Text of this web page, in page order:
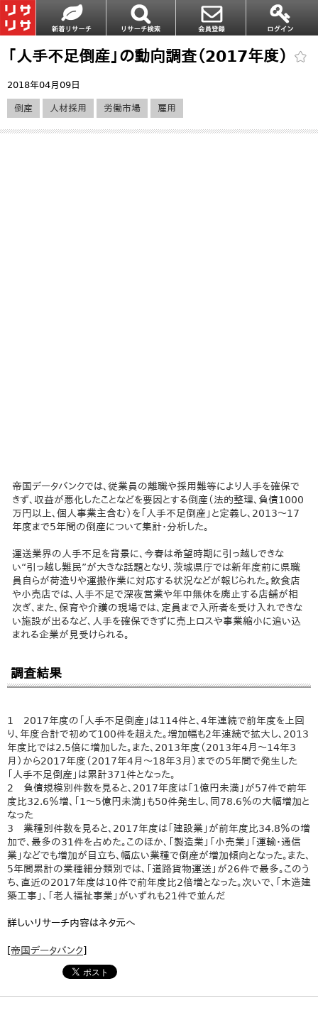
「人手不足倒産」の動向調査（2017年度）
2018年04月09日
倒産 人材採用 労働市場 雇用
帝国データバンクでは、従業員の離職や採用難等により人手を確保で
きず、収益が悪化したことなどを要因とする倒産（法的整理、負債1000
万円以上、個人事業主含む）を「人手不足倒産」と定義し、2013～17
年度まで5年間の倒産について集計・分析した。
運送業界の人手不足を背景に、今春は希望時期に引っ越しできな
い“引っ越し難民”が大きな話題となり、茨城県庁では新年度前に県職
員自らが荷造りや運搬作業に対応する状況などが報じられた。飲食店
や小売店では、人手不足で深夜営業や年中無休を廃止する店舗が相
次ぎ、また、保育や介護の現場では、定員まで入所者を受け入れできな
い施設が出るなど、人手を確保できずに売上ロスや事業縮小に追い込
まれる企業が見受けられる。
調査結果
1 2017年度の「人手不足倒産」は114件と、4年連続で前年度を上回
り、年度合計で初めて100件を超えた。増加幅も2年連続で拡大し、2013
年度比では2.5倍に増加した。また、2013年度（2013年4月～14年3
月）から2017年度（2017年4月～18年3月）までの5年間で発生した
「人手不足倒産」は累計371件となった。
2 負債規模別件数を見ると、2017年度は「1億円未満」が57件で前年
度比32.6％増、「1～5億円未満」も50件発生し、同78.6％の大幅増加と
なった
3 業種別件数を見ると、2017年度は「建設業」が前年度比34.8％の増
加で、最多の31件を占めた。このほか、「製造業」「小売業」「運輸・通信
業」などでも増加が目立ち、幅広い業種で倒産が増加傾向となった。また、
5年間累計の業種細分類別では、「道路貨物運送」が26件で最多。このう
ち、直近の2017年度は10件で前年度比2倍増となった。次いで、「木造建
築工事」、「老人福祉事業」がいずれも21件で並んだ
詳しいリサーチ内容はネタ元へ
[帝国データバンク]